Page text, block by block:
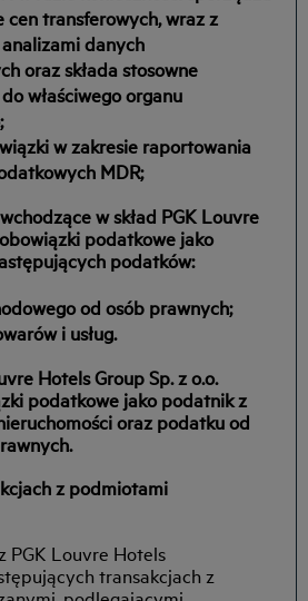
cen transferowych, wraz z
danych
oraz składa stosowne
właściwego organu
w zakresie raportowania
MDR;
w skład PGK Louvre
podatkowe jako
podatków:
od osób prawnych;
i usług.
Hotels Group Sp. z o.o.
podatkowe jako podatnik z
oraz podatku od
z podmiotami
PGK Louvre Hotels
transakcjach z